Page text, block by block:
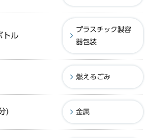
トル
プラスチック製容
器包装
燃えるごみ
) 金属